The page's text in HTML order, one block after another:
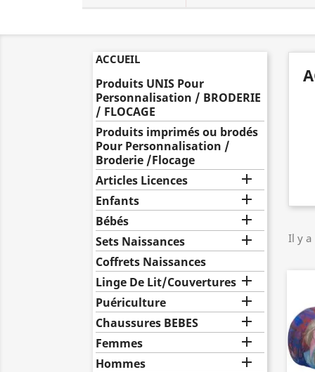
ACCUEIL
Produits UNIS Pour
Personnalisation / BRODERIE
/ FLOCAGE
Produits imprimés ou brodés
Pour Personnalisation /
Broderie /Flocage
Articles Licences

Enfants 
Bébés 
Sets Naissances 
Coffrets Naissances
Linge De Lit/Couvertures 
Puériculture 
Chaussures BEBES 
Femmes 
Hommes 
Il y a